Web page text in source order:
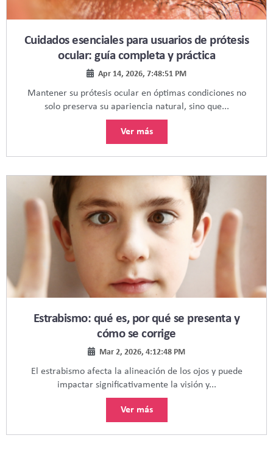
Cuidados esenciales para usuarios de prótesis
ocular: guía completa y práctica
Apr 14, 2026, 7:48:51 PM
Mantener su prótesis ocular en óptimas condiciones no
solo preserva su apariencia natural, sino que...
Ver más
Estrabismo: qué es, por qué se presenta y
cómo se corrige
Mar 2, 2026, 4:12:48 PM
El estrabismo afecta la alineación de los ojos y puede
impactar significativamente la visión y...
Ver más